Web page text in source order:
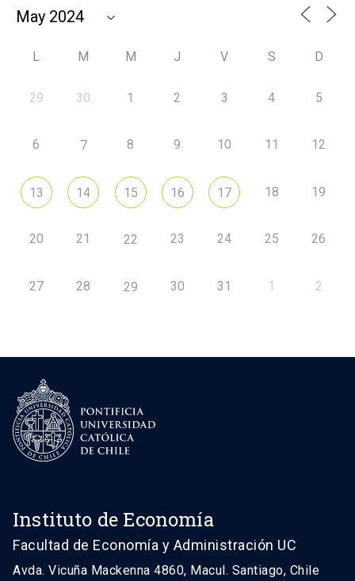
L M M J V S D
29 30 1 2 3 4 5
6 7 8 9 10 11 12
13 14 15 16 17 18 19
20 21 22 23 24 25 26
27 28 29 30 31 1 2
Instituto de Economía
Facultad de Economía y Administración UC
Avda. Vicuña Mackenna 4860, Macul. Santiago, Chile